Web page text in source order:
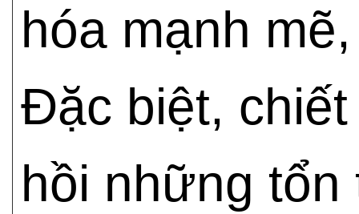
hóa mạnh
Đặc biệt,
hồi những